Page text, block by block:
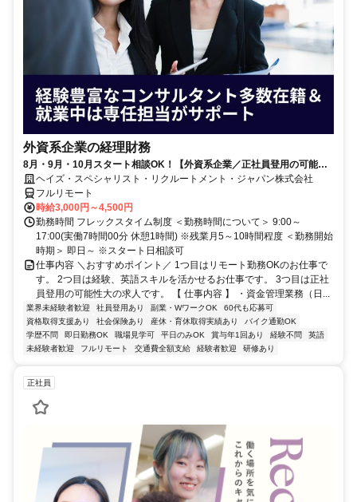
外資系企業の経理財務
8月・9月・10月スタート相談OK！【外資系企業／正社員登用の可能性
大／700万～800万／リモート勤務OK】経理財務
ヘイズ・スペシャリスト・リクルートメント・ジャパン株式会社
フルリモート
時給3,000円～4,500円
勤務時間 フレックスタイム制度 ＜勤務時間について＞ 9:00～
17:00(実働7時間00分 休憩1時間) ※残業月5～10時間程度 ＜勤務開始
時期＞ 即日～ ※スタート日相談可
仕事内容 ＼おすすめポイント／ 1つ目はリモート勤務OKのお仕事で
す。 2つ目は経験、英語スキルを活かせるお仕事です。 3つ目は正社
員登用の可能性大の求人です。 【 仕事内容 】 ・資金管理業務（日...
業界未経験者歓迎 社員登用あり 副業・WワークOK
60代も応募可
資格取得支援あり
社会保険あり 産休・育休取得実績あり
バイク通勤OK
学歴不問
即日勤務OK 職場見学可 平日のみOK 賞与年1回あり 経験不問
英語
未経験者歓迎
フルリモート 交通費全額支給 経験者歓迎 研修あり
正社員